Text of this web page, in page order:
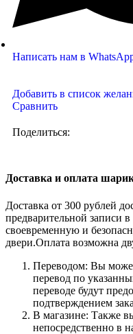
Написать нам в
Добавить в список
Сравнить
Поделиться:
Доставка и оплата
Доставка от 300 рублей
предварительной записи
своевременную и
двери.Оплата возможна
Переводом: Вы
перевод по
переводе будут
подтверждением
В магазине: Также
непосредственно в